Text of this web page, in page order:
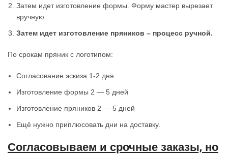
Затем идет изготовление формы. Форму мастер вырезает
вручную
Затем идет изготовление пряников – процесс ручной.
По срокам пряник с логотипом:
Согласование эскиза 1-2 дня
Изготовление формы 2 — 5 дней
Изготовление пряников 2 — 5 дней
Ещё нужно приплюсовать дни на доставку.
Согласовываем и срочные заказы, но